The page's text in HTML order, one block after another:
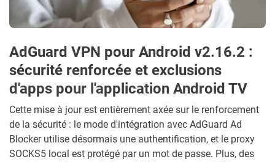
AdGuard VPN pour Android v2.16.2 :
sécurité renforcée et exclusions
d'apps pour l'application Android TV
Cette mise à jour est entièrement axée sur le renforcement
de la sécurité : le mode d'intégration avec AdGuard Ad
Blocker utilise désormais une authentification, et le proxy
SOCKS5 local est protégé par un mot de passe. Plus, des